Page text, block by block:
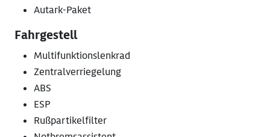
Autark-Paket
Fahrgestell
Multifunktionslenkrad
Zentralverriegelung
ABS
ESP
Rußpartikelfilter